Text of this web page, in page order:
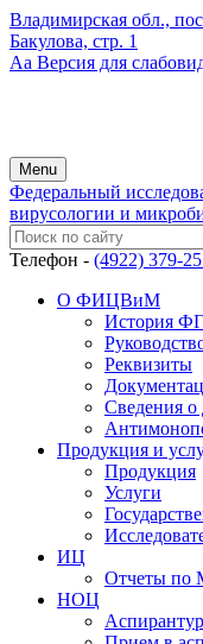
Владимирская обл.,
Бакулова, стр. 1
Аа Версия для
Menu
Федеральный
вирусологии и
Телефон - (4922) 379-
О ФИЦВиМ
История
Реквизиты
Сведения о
Продукция и
Продукция
Услуги
ИЦ
Отчеты по
НОЦ